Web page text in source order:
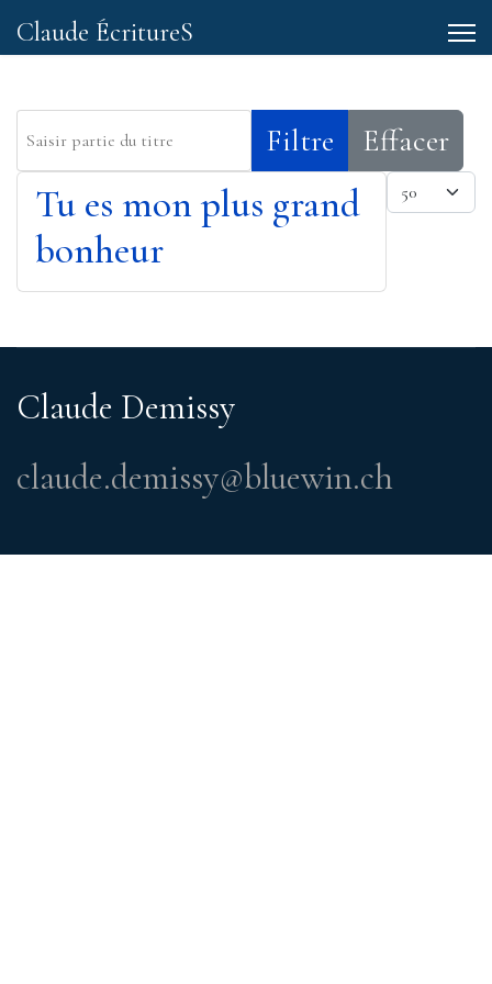
Claude ÉcritureS
Saisir partie du titre Filtre
Effacer
Tu es mon plus grand
bonheur
Claude Demissy
claude.demissy@bluewin.ch